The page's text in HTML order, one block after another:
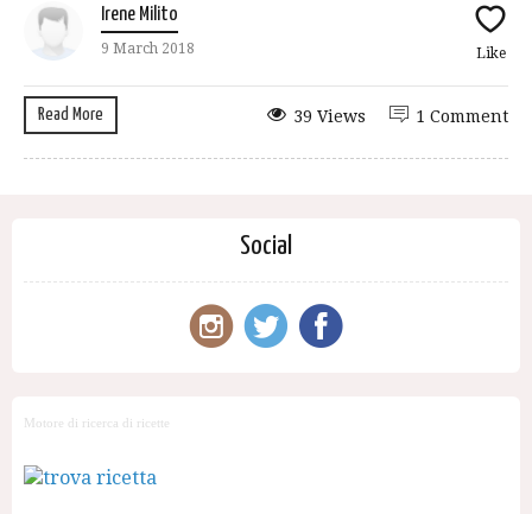
Irene Milito
9 March 2018 Like
Read More 1 Comment
39 Views
Social
Motore di ricerca di ricette